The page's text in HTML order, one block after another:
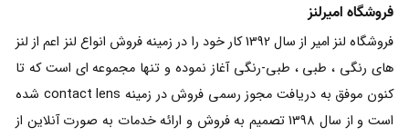
فروشگاه امیرلنز
فروشگاه لنز امیر از سال 1392 کار خود را در زمینه فروش انواع لنز اعم از لنز
های رنگی ، طبی ، طبی-رنگی آغاز نموده و تنها مجموعه ای است که تا
کنون موفق به دریافت مجوز رسمی فروش در زمینه contact lens شده
است و از سال 1398 تصمیم به فروش و ارائه خدمات به صورت آنلاین از